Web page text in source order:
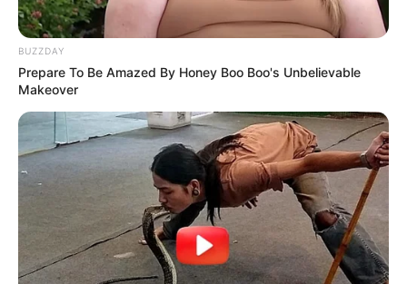
BUZZDAY
Prepare To Be Amazed By Honey Boo Boo's Unbelievable
Makeover